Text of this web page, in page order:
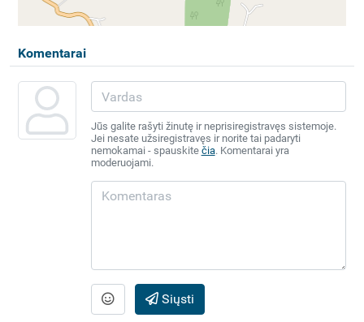
Komentarai
Jūs galite rašyti žinutę ir neprisiregistravęs sistemoje.
Jei nesate užsiregistravęs ir norite tai padaryti
nemokamai - spauskite čia. Komentarai yra
moderuojami.
Siųsti